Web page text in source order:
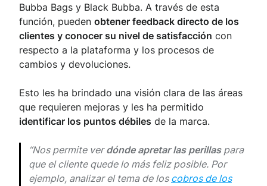
Bubba Bags y Black Bubba. A través de esta
función, pueden obtener feedback directo de los
clientes y conocer su nivel de satisfacción con
respecto a la plataforma y los procesos de
cambios y devoluciones.
Esto les ha brindado una visión clara de las áreas
que requieren mejoras y les ha permitido
identificar los puntos débiles de la marca.
“Nos permite verdónde apretar las perillaspara
que el cliente quede lo más feliz posible. Por
ejemplo, analizar el tema de los cobros de los